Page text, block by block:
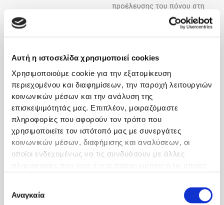
Αυτή η ιστοσελίδα χρησιμοποιεί cookies
Χρησιμοποιούμε cookie για την εξατομίκευση
περιεχομένου και διαφημίσεων, την παροχή λειτουργιών
κοινωνικών μέσων και την ανάλυση της
επισκεψιμότητάς μας. Επιπλέον, μοιραζόμαστε
πληροφορίες που αφορούν τον τρόπο που
χρησιμοποιείτε τον ιστότοπό μας με συνεργάτες
κοινωνικών μέσων, διαφήμισης και αναλύσεων, οι
οποίοι ενδεχομένως να τις συνδυάσουν με άλλες
συγκατάθεσης
Αναγκαία
προέλευσης του πόνου στη
περιοχή του ισχίου είναι
δύσκολος, αφού τα αιτία
είναι εξωαρθρικά ή
Για να τεθεί η διάγνωση
απαραίτητες -πέραν του
ιστορικού και της κλινικής
εξέτασης- είναι και μια
σειρά από απεικονιστικές
εξετάσεις (μαγνητική
Ποιες είναι οι ενδείξεις για